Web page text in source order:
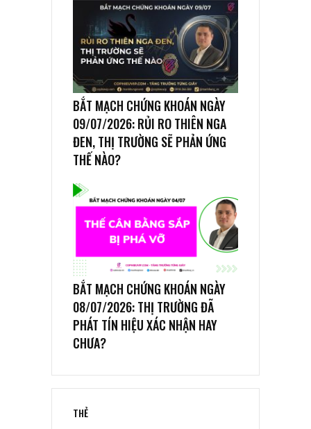
BẮT MẠCH CHỨNG KHOÁN NGÀY
09/07/2026: RỦI RO THIÊN NGA
ĐEN, THỊ TRƯỜNG SẼ PHẢN ỨNG
THẾ NÀO?
BẮT MẠCH CHỨNG KHOÁN NGÀY
08/07/2026: THỊ TRƯỜNG ĐÃ
PHÁT TÍN HIỆU XÁC NHẬN HAY
CHƯA?
THẺ